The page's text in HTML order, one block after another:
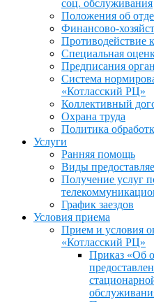
соц. обслуживания
Положения об
Финансово-
Противодействие
Специальная
Предписания
Система
«Котласский РЦ»
Коллективный
Охрана труда
Политика
Услуги
Ранняя помощь
Виды
Получение услуг
График заездов
Условия приема
Прием и условия
«Котласский РЦ»
Приказ «Об